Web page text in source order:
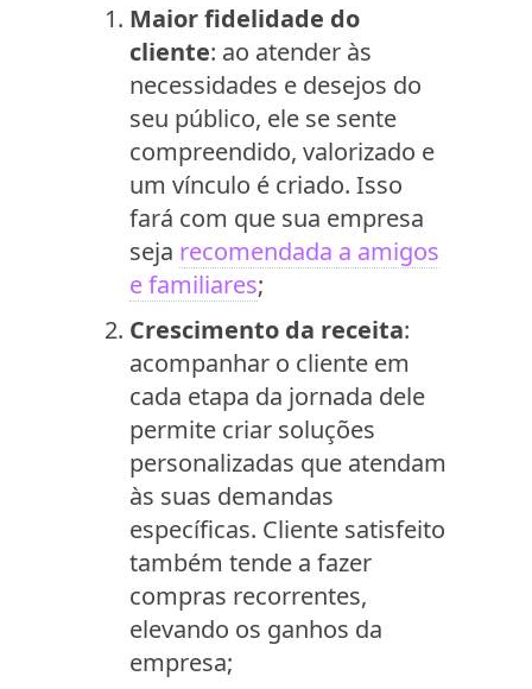
Maior fidelidade do
cliente: ao atender às
necessidades e desejos do
seu público, ele se sente
compreendido, valorizado e
um vínculo é criado. Isso
fará com que sua empresa
seja recomendada a amigos
e familiares;
Crescimento da receita:
acompanhar o cliente em
cada etapa da jornada dele
permite criar soluções
personalizadas que atendam
às suas demandas
específicas. Cliente satisfeito
também tende a fazer
compras recorrentes,
elevando os ganhos da
empresa;